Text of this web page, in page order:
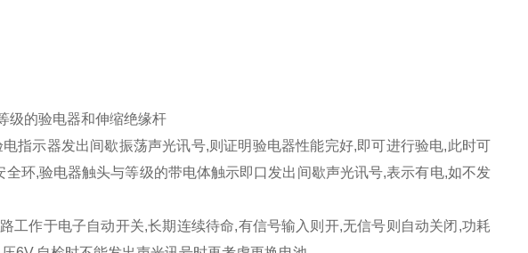
级的验电器和伸缩绝缘杆
指示器发出间歇振荡声光讯号,则证明验电器性能完好,即可进行验电,此时可
环,验电器触头与等级的带电体触示即口发出间歇声光讯号,表示有电,如不发
工作于电子自动开关,长期连续待命,有信号输入则开,无信号则自动关闭,功耗